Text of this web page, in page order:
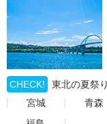
CHECK!
東北の夏祭
宮城
青森